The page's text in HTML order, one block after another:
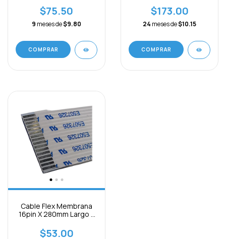
$75.50
9 meses de$9.80
$173.00
24 meses de$10.15
Cable Flex Membrana
16pin X 280mm Largo X
$53.00